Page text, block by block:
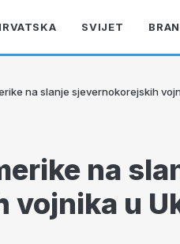
SVIJET
na slanje sjevernokorejskih
na
vojnika u